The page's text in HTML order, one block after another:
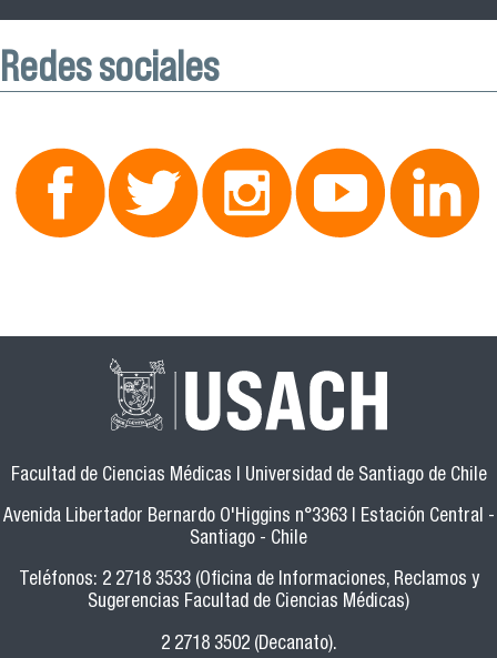
Redes sociales
Facultad de Ciencias Médicas | Universidad de Santiago de Chile
Avenida Libertador Bernardo O'Higgins n°3363 | Estación Central -
Santiago - Chile
Teléfonos: 2 2718 3533 (Oficina de Informaciones, Reclamos y
Sugerencias Facultad de Ciencias Médicas)
2 2718 3502 (Decanato).